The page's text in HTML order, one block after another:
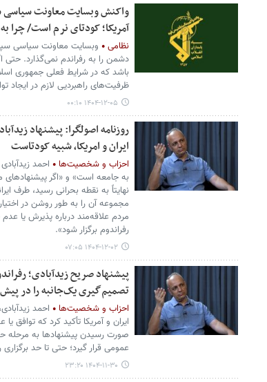
واکنش وبسایت معاونت سیاسی
آمریکا؛ کودتای نرم است/ چرا
نظامی
وبسایت معاونت سیاسی
دشمن را به رفراندم نمی‌گذارد.
باشد که در شرایط فعلی جمهوری
ظرفیت‌های راهبردیی لازم در ایجاد
۱۴۰۴-۱۲-۰۵ ۰۰:۱۰
روزنامه اصولگرا: پیشنهاد
ایران و امریکا، شبیه کودتاست
احزاب و شخصیت‌ها
احمد
به جامعه است» و «اگر پیشنهادهای
نهایتاً به نقطه بحرانی رسید، طرف
مجموعه آن را به طور روشن در
مردم علاقه‌مند درباره پذیرش یا
رفراندوم برگزار شود».
۱۴۰۴-۱۲-۰۲ ۰۷:۰۵
پیشنهاد صریح زیدآبادی؛
تصمیم‌گیری یک‌جانبه را در
احزاب و شخصیت‌ها
احمد
ایران و آمریکا تأکید کرد که
صورت رسیدن پیشنهادها به مرحله
عمومی قرار گیرد؛ حتی تا حد برگزاری
۱۴۰۴-۱۱-۳۰ ۲۳:۲۰